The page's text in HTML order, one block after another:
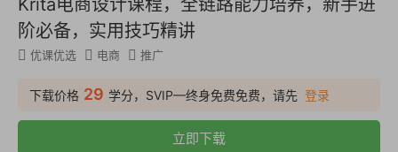
Krita电商设计课程，全链路能力培养，新手进
阶必备，实用技巧精讲
优课优选 电商 推广
下载价格 29 学分，SVIP—终身免费免费，请先 登录
立即下载